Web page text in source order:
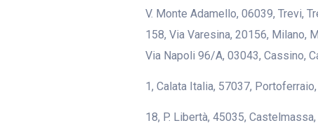
V. Monte Adamello, 06039, Trevi,
158, Via Varesina, 20156, Milano,
Via Napoli 96/A, 03043, Cassino,
1, Calata Italia, 57037,
18, P. Libertà, 45035,